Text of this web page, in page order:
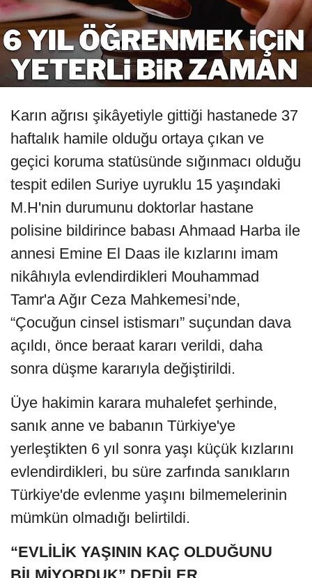
Karın ağrısı şikâyetiyle gittiği hastanede 37
haftalık hamile olduğu ortaya çıkan ve
geçici koruma statüsünde sığınmacı olduğu
tespit edilen Suriye uyruklu 15 yaşındaki
M.H'nin durumunu doktorlar hastane
polisine bildirince babası Ahmaad Harba ile
annesi Emine El Daas ile kızlarını imam
nikâhıyla evlendirdikleri Mouhammad
Tamr'a Ağır Ceza Mahkemesi’nde,
“Çocuğun cinsel istismarı” suçundan dava
açıldı, önce beraat kararı verildi, daha
sonra düşme kararıyla değiştirildi.
Üye hakimin karara muhalefet şerhinde,
sanık anne ve babanın Türkiye'ye
yerleştikten 6 yıl sonra yaşı küçük kızlarını
evlendirdikleri, bu süre zarfında sanıkların
Türkiye'de evlenme yaşını bilmemelerinin
mümkün olmadığı belirtildi.
“EVLİLİK YAŞININ KAÇ OLDUĞUNU